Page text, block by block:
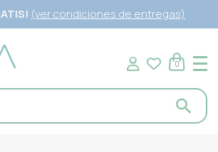
(ver condiciones de entregas)
0